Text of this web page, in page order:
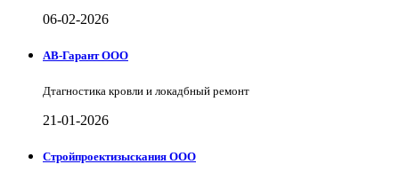
06-02-2026
АВ-Гарант ООО
Дтагностика кровли и локадбный ремонт
21-01-2026
Стройпроектизыскания ООО